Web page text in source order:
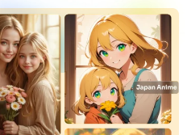
Banana Pro Seedream 4.5